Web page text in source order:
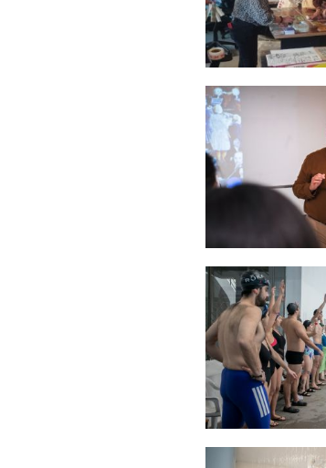
Zoom
Zoom